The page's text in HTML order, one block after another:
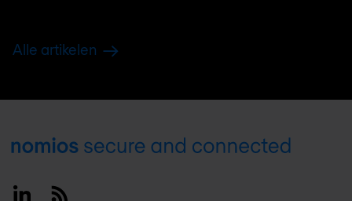
Alle artikelen
Footer
LinkedinRSS